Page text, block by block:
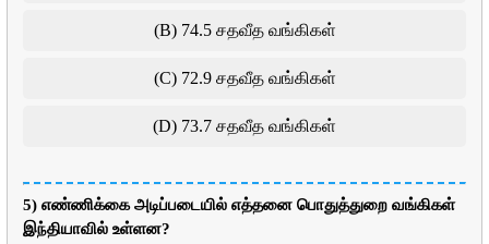
(B) 74.5 சதவீத வங்கிகள்
(C) 72.9 சதவீத வங்கிகள்
(D) 73.7 சதவீத வங்கிகள்
5) எண்ணிக்கை அடிப்படையில் எத்தனை பொதுத்துறை வங்கிகள்
இந்தியாவில் உள்ளன?